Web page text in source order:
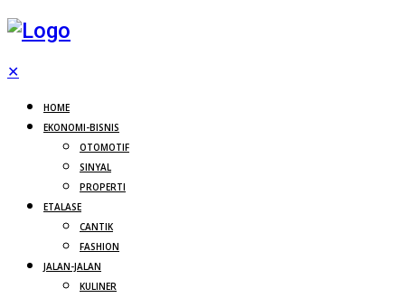
✕
HOME
EKONOMI-BISNIS
OTOMOTIF
SINYAL
PROPERTI
ETALASE
CANTIK
FASHION
JALAN-JALAN
KULINER